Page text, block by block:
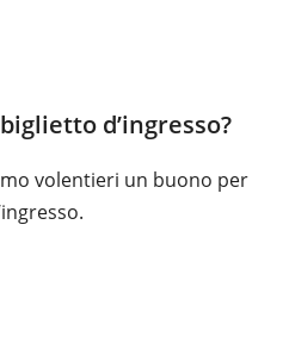
d’ingresso?
volentieri un buono per